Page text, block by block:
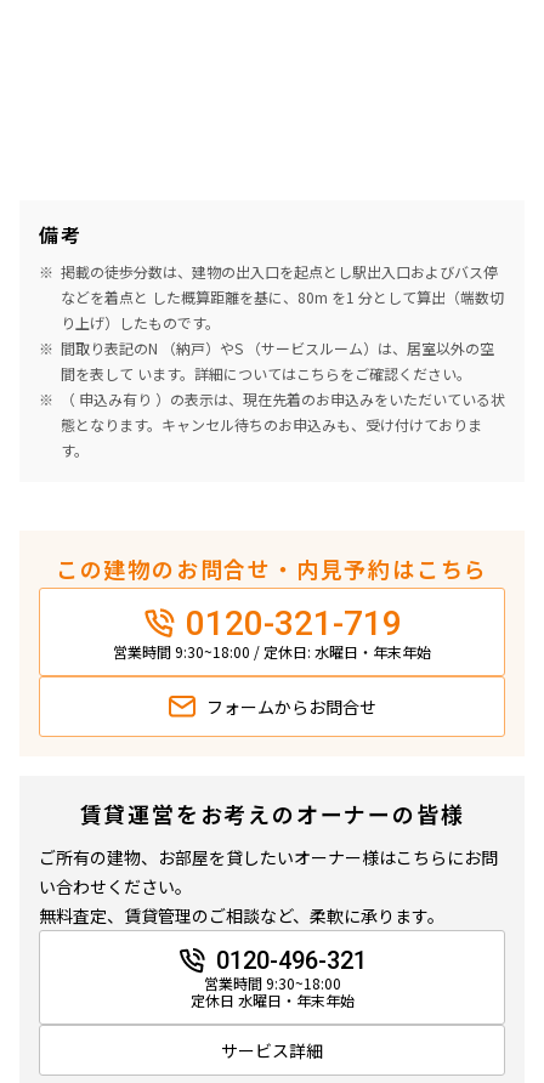
備考
掲載の徒歩分数は、建物の出入口を起点とし駅出入口およびバス停
などを着点と した概算距離を基に、80m を1 分として算出（端数切
り上げ）したものです。
間取り表記のN （納戸）やS （サービスルーム）は、居室以外の空
間を表して います。詳細についてはこちらをご確認ください。
（ 申込み有り ）の表示は、現在先着のお申込みをいただいている状
態となります。キャンセル待ちのお申込みも、受け付けておりま
す。
この建物のお問合せ・内見予約はこちら
0120-321-719
営業時間 9:30~18:00 / 定休日: 水曜日・年末年始
フォームから お問合せ
賃貸運営をお考えのオーナーの皆様
ご所有の建物、お部屋を貸したいオーナー様はこちらにお問
い合わせください。
無料査定、賃貸管理のご相談など、柔軟に承ります。
0120-496-321
営業時間 9:30~18:00
定休日 水曜日・年末年始
サービス詳細